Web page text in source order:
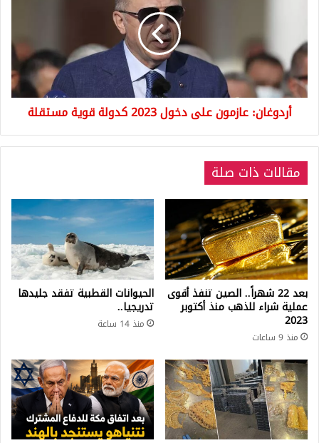
2023
كدولة
قوية
مستقلة
أردوغان: عازمون على دخول 2023 كدولة قوية مستقلة
مقالات ذات صلة
بعد 22 شهراً.. الصين تنفذ أقوى
عملية شراء للذهب منذ أكتوبر
2023
منذ 9 ساعات
الحيوانات القطبية تفقد جليدها
تدريجيا..
منذ 14 ساعة